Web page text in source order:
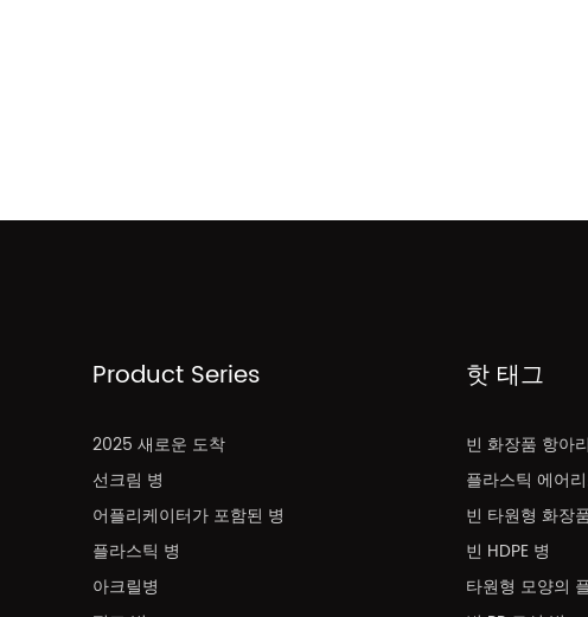
Product Series
2025 새로운 도착
선크림 병
어플리케이터가 포함된 병
플라스틱 병
아크릴병
핫 태그
빈 화장품 항아리
플라스틱 에어
빈 타원형 화장
빈 HDPE 병
타원형 모양의